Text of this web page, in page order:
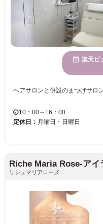
楽天ビ
10：00～16：00
定休日： 月曜日・日曜日
Riche Maria Rose-アイ
リシュマリアローズ